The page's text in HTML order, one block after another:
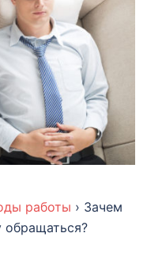
работы › Зачем
обращаться?